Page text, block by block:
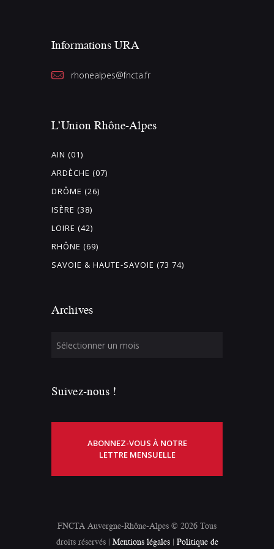
Informations URA
rhonealpes@fncta.fr
L’Union Rhône-Alpes
AIN (01)
ARDÈCHE (07)
DRÔME (26)
ISÈRE (38)
LOIRE (42)
RHÔNE (69)
SAVOIE & HAUTE-SAVOIE (73 74)
Archives
Suivez-nous !
ABONNEZ-VOUS À NOTRE
LETTRE MENSUELLE
FNCTA Auvergne-Rhône-Alpes © 2026 Tous
droits réservés | Mentions légales| Politique de